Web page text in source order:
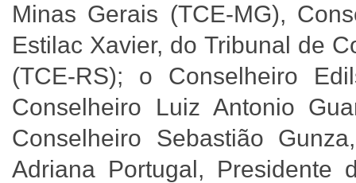
Minas Gerais (TCE-MG),
Estilac Xavier, do Tribunal de
(TCE-RS); o Conselheiro
Conselheiro Luiz Antonio
Conselheiro Sebastião
Adriana Portugal, Presidente